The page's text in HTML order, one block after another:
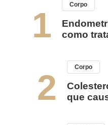
1
Corpo
como
2
Corpo
que